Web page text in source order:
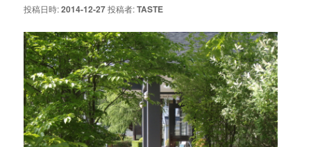
投稿日時:2014-12-27投稿者:TASTE